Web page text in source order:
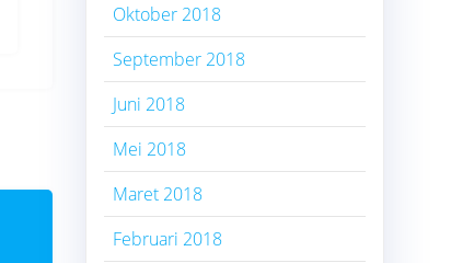
Oktober 2018
September 2018
Juni 2018
Mei 2018
Maret 2018
Februari 2018